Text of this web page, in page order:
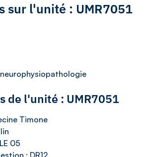
sur l'unité : UMR7051
de l'unité : UMR7051
Timone
05
: DR12